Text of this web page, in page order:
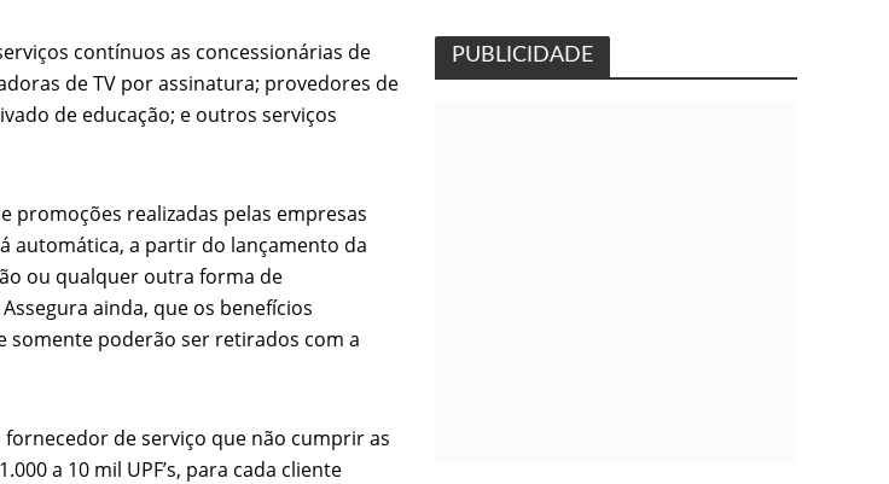
o bebe coelho – Vídeo em Português mais uma produção Folha Filmes
contínuos as concessionárias de
de TV por assinatura; provedores de
de educação; e outros serviços
promoções realizadas pelas empresas
automática, a partir do lançamento da
ou qualquer outra forma de
ainda, que os benefícios
poderão ser retirados com a
de serviço que não cumprir as
a 10 mil UPF’s, para cada cliente
PUBLICIDADE